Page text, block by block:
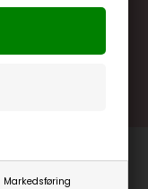
Markedsføring